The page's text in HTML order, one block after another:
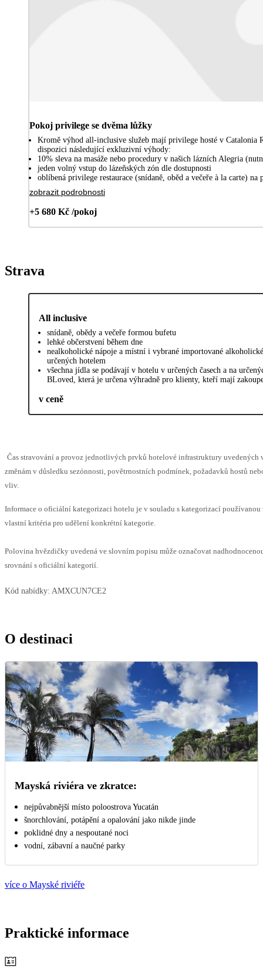
Pokoj privilege se dvěma lůžky
Kromě výhod all-inclusive služeb mají privilege hosté v Catalonia
dispozici následující exkluzivní výhody:
10% sleva na masáže nebo procedury v našich lázních Alegria
jeden volný vstup do lázeňských zón dle dostupnosti
oblíbená privilege restaurace (snídaně, oběd a večeře à la carte)
zobrazit podrobnosti
+5 680 Kč /pokoj
Strava
All inclusive
snídaně, obědy a večeře formou bufetu
lehké občerstvení během dne
nealkoholické nápoje a místní i vybrané importované
určených hotelem
všechna jídla se podávají v hotelu v určených časech a na
BLoved, která je určena výhradně pro klienty, kteří mají
v ceně
Čas stravování a provoz jednotlivých prvků hotelové infrastruktury uvedených
změnám v důsledku sezónnosti, povětrnostních podmínek, požadavků hostů
vliv.
Informace o oficiální kategorizaci hotelu je v souladu s kategorizací používanou
vlastní kritéria pro udělení konkrétní kategorie.
Polovina hvězdičky uvedená ve slovním popisu může označovat
srovnání s oficiální kategorií.
Kód nabídky: AMXCUN7CE2
O destinaci
Mayská riviéra ve zkratce:
nejpůvabnější místo poloostrova Yucatán
šnorchlování, potápění a opalování jako nikde jinde
poklidné dny a nespoutané noci
vodní, zábavní a naučné parky
více o Mayské riviéře
Praktické informace